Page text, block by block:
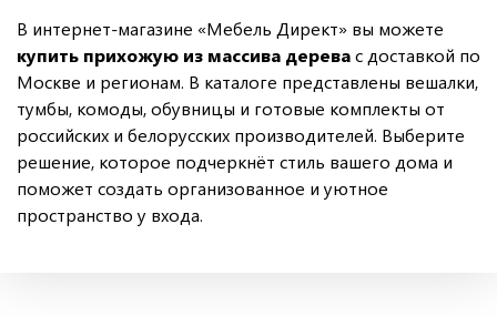
В интернет-магазине «Мебель Директ» вы можете
купить прихожую из массива деревас доставкой по
Москве и регионам. В каталоге представлены вешалки,
тумбы, комоды, обувницы и готовые комплекты от
российских и белорусских производителей. Выберите
решение, которое подчеркнёт стиль вашего дома и
поможет создать организованное и уютное
пространство у входа.